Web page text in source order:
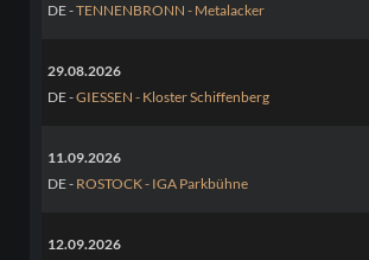
DE -TENNENBRONN - Metalacker
29.08.2026
DE -GIESSEN - Kloster Schiffenberg
11.09.2026
DE - ROSTOCK - IGA Parkbühne
12.09.2026